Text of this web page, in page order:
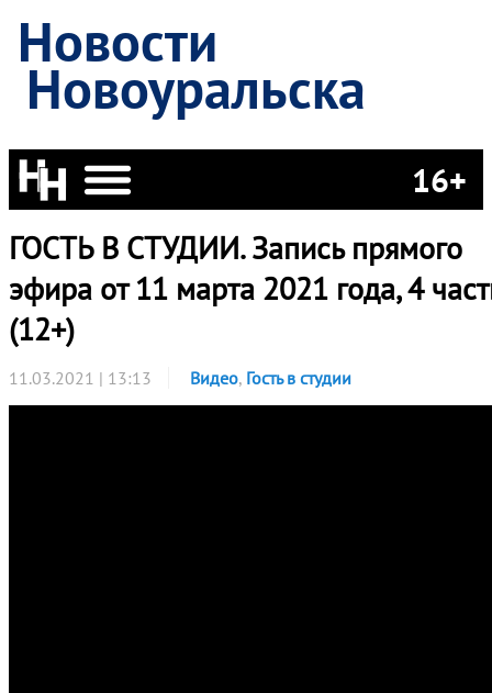
Новости
Новоуральска
16+
ГОСТЬ В СТУДИИ. Запись прямого
эфира от 11 марта 2021 года, 4
(12+)
11.03.2021 | 13:13 Видео, Гость в студии